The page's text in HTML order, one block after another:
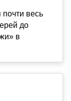
весь
до
в